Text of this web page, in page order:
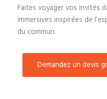
Faites voyager vos invités
immersives inspirées de
du commun.
Demandez un devis